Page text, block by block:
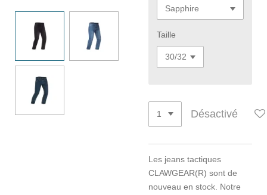
Taille
Désactivé
Les jeans tactiques
CLAWGEAR(R) sont de
nouveau en stock. Notre